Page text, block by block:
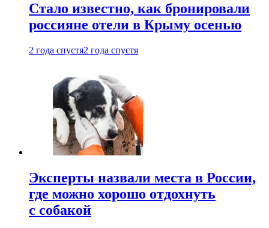
Стало известно, как бронировали
россияне отели в Крыму осенью
2 года спустя2 года спустя
Эксперты назвали места в России,
где можно хорошо отдохнуть
с собакой